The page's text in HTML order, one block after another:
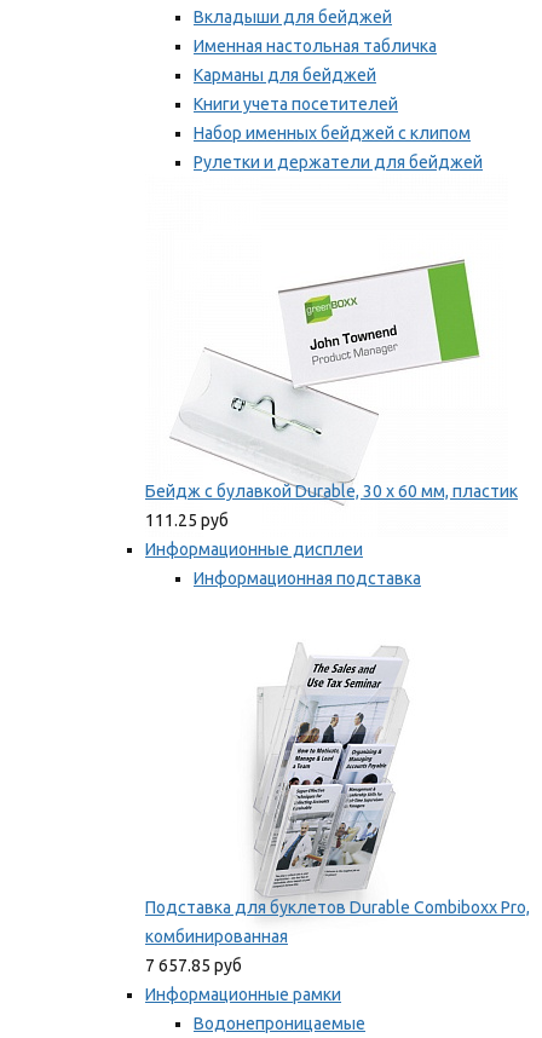
Вкладыши для бейджей
Именная настольная табличка
Карманы для бейджей
Книги учета посетителей
Набор именных бейджей с клипом
Рулетки и держатели для бейджей
Бейдж с булавкой Durable, 30 х 60 мм, пластик
111.25 руб
Информационные дисплеи
Информационная подставка
Подставка для буклетов Durable Combiboxx Pro,
комбинированная
7 657.85 руб
Информационные рамки
Водонепроницаемые